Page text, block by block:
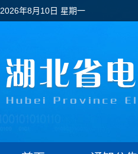
2026年8月10日 星期一